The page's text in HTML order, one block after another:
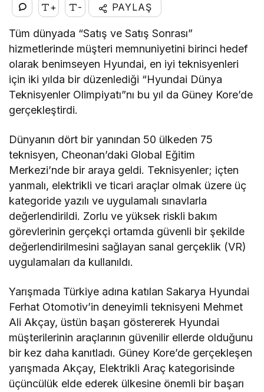
+ - PAYLAŞ
Tüm dünyada “Satış ve Satış Sonrası”
hizmetlerinde müşteri memnuniyetini birinci hedef
olarak benimseyen Hyundai, en iyi teknisyenleri
için iki yılda bir düzenlediği “Hyundai Dünya
Teknisyenler Olimpiyatı”nı bu yıl da Güney Kore’de
gerçekleştirdi.
Dünyanın dört bir yanından 50 ülkeden 75
teknisyen, Cheonan’daki Global Eğitim
Merkezi’nde bir araya geldi. Teknisyenler; içten
yanmalı, elektrikli ve ticari araçlar olmak üzere üç
kategoride yazılı ve uygulamalı sınavlarla
değerlendirildi. Zorlu ve yüksek riskli bakım
görevlerinin gerçekçi ortamda güvenli bir şekilde
değerlendirilmesini sağlayan sanal gerçeklik (VR)
uygulamaları da kullanıldı.
Yarışmada Türkiye adına katılan Sakarya Hyundai
Ferhat Otomotiv’in deneyimli teknisyeni Mehmet
Ali Akçay, üstün başarı göstererek Hyundai
müşterilerinin araçlarının güvenilir ellerde olduğunu
bir kez daha kanıtladı. Güney Kore’de gerçekleşen
yarışmada Akçay, Elektrikli Araç kategorisinde
üçüncülük elde ederek ülkesine önemli bir başarı